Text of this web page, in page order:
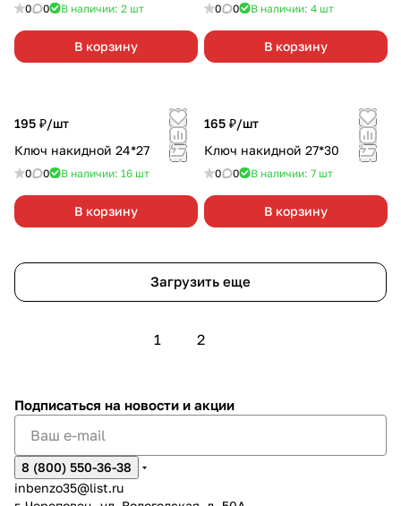
0 0 В наличии: 2 шт
В корзину
0 0 В наличии: 4 шт
В корзину
195 ₽/шт
Ключ накидной 24*27
0 0 В наличии: 16 шт
В корзину
165 ₽/шт
Ключ накидной 27*30
0 0 В наличии: 7 шт
В корзину
Загрузить еще
1 2
Подписаться на новости и акции
8 (800) 550-36-38
inbenzo35@list.ru